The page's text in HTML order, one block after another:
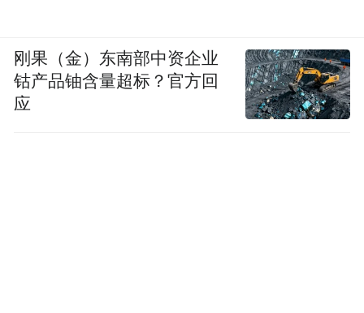
刚果（金）东南部中资企业
钴产品铀含量超标？官方回
应